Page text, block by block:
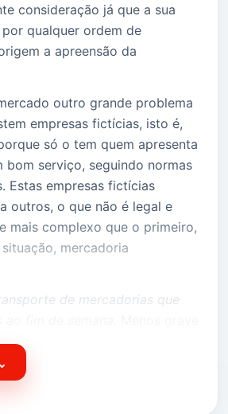
consideração já que a sua
qualquer ordem de
a apreensão da
outro grande problema
empresas fictícias, isto é,
só o tem quem apresenta
bom serviço, seguindo normas
Estas empresas fictícias
outros, o que não é legal e
mais complexo que o primeiro,
mercadoria
de mercadorias que
pior ao nível do
na necessidade
neste ponto o
⌄